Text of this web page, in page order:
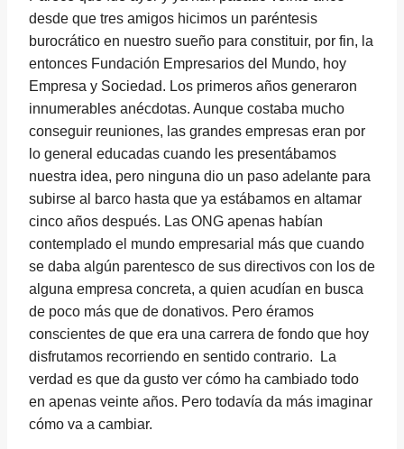
desde que tres amigos hicimos un paréntesis
burocrático en nuestro sueño para constituir, por fin, la
entonces Fundación Empresarios del Mundo, hoy
Empresa y Sociedad. Los primeros años generaron
innumerables anécdotas. Aunque costaba mucho
conseguir reuniones, las grandes empresas eran por
lo general educadas cuando les presentábamos
nuestra idea, pero ninguna dio un paso adelante para
subirse al barco hasta que ya estábamos en altamar
cinco años después. Las ONG apenas habían
contemplado el mundo empresarial más que cuando
se daba algún parentesco de sus directivos con los de
alguna empresa concreta, a quien acudían en busca
de poco más que de donativos. Pero éramos
conscientes de que era una carrera de fondo que hoy
disfrutamos recorriendo en sentido contrario. La
verdad es que da gusto ver cómo ha cambiado todo
en apenas veinte años. Pero todavía da más imaginar
cómo va a cambiar.